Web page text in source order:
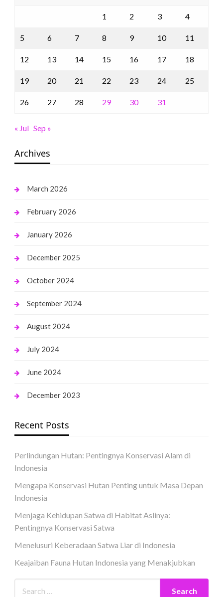
1 2 3 4
5 6 7 8 9 10 11
12 13 14 15 16 17 18
19 20 21 22 23 24 25
26 27 28 29 30 31
« Jul Sep »
Archives
March 2026
February 2026
January 2026
December 2025
October 2024
September 2024
August 2024
July 2024
June 2024
December 2023
Recent Posts
Perlindungan Hutan: Pentingnya Konservasi Alam di
Indonesia
Mengapa Konservasi Hutan Penting untuk Masa Depan
Indonesia
Menjaga Kehidupan Satwa di Habitat Aslinya:
Pentingnya Konservasi Satwa
Menelusuri Keberadaan Satwa Liar di Indonesia
Keajaiban Fauna Hutan Indonesia yang Menakjubkan